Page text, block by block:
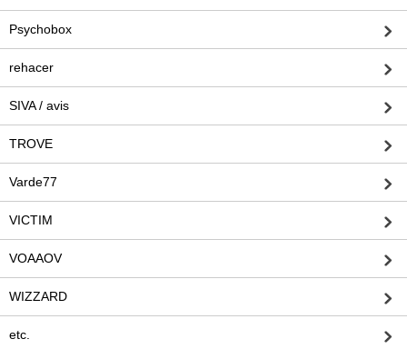
Psychobox
rehacer
SIVA / avis
TROVE
Varde77
VICTIM
VOAAOV
WIZZARD
etc.